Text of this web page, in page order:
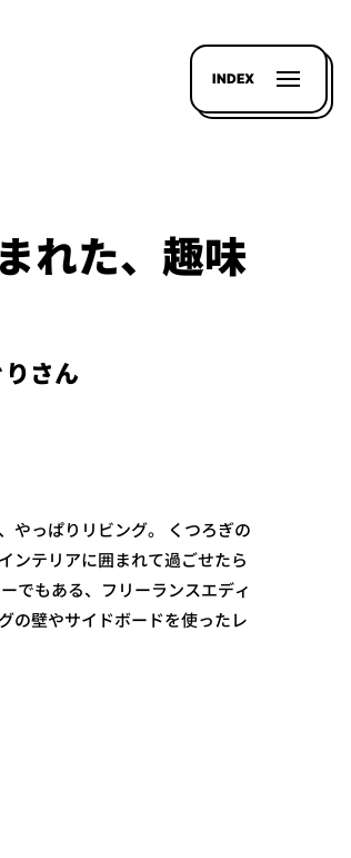
INDEX
れた、趣味
さん
やっぱりリビング。 くつろぎの
ンテリアに囲まれて過ごせたら
でもある、フリーランスエディ
の壁やサイドボードを使ったレ